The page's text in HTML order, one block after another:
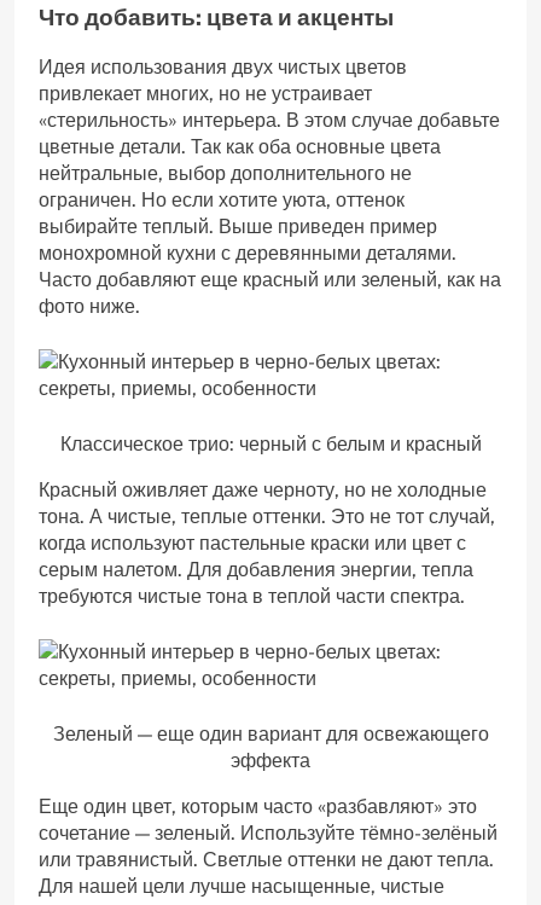
Что добавить: цвета и акценты
Идея использования двух чистых цветов
привлекает многих, но не устраивает
«стерильность» интерьера. В этом случае добавьте
цветные детали. Так как оба основные цвета
нейтральные, выбор дополнительного не
ограничен. Но если хотите уюта, оттенок
выбирайте теплый. Выше приведен пример
монохромной кухни с деревянными деталями.
Часто добавляют еще красный или зеленый, как на
фото ниже.
Классическое трио: черный с белым и красный
Красный оживляет даже черноту, но не холодные
тона. А чистые, теплые оттенки. Это не тот случай,
когда используют пастельные краски или цвет с
серым налетом. Для добавления энергии, тепла
требуются чистые тона в теплой части спектра.
Зеленый — еще один вариант для освежающего
эффекта
Еще один цвет, которым часто «разбавляют» это
сочетание — зеленый. Используйте тёмно-зелёный
или травянистый. Светлые оттенки не дают тепла.
Для нашей цели лучше насыщенные, чистые